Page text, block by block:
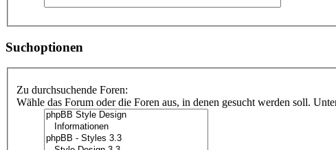
Suchoptionen
Zu durchsuchende Foren:
Wähle das Forum oder die Foren aus, in denen gesucht werden soll.